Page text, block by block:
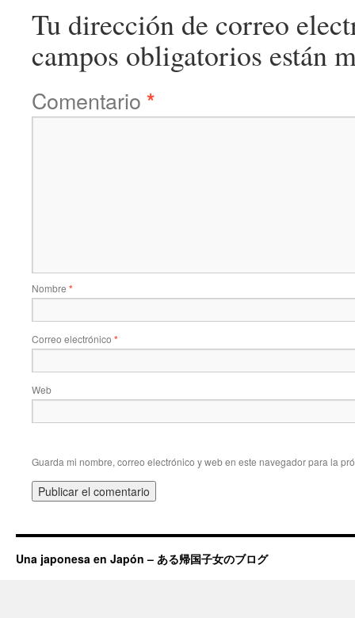
Tu dirección de correo
campos obligatorios están
Comentario *
Nombre *
Correo electrónico *
Web
Guarda mi nombre, correo electrónico y web en este navegador para la
Una japonesa en Japón – ある帰国子女のブログ